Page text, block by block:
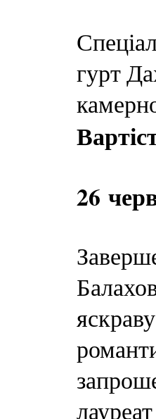
гурт
26